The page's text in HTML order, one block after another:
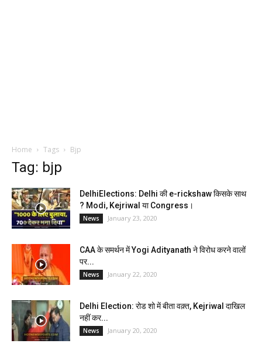
Home Tags Bjp
Tag: bjp
DelhiElections: Delhi की e-rickshaw किसके साथ
? Modi, Kejriwal या Congress।
News January 23, 2020
CAA के समर्थन में Yogi Adityanath ने विरोध करने वालों
पर...
News January 22, 2020
Delhi Election: रोड शो में बीता वक़्त, Kejriwal दाखिल
नहीं कर...
News January 20, 2020